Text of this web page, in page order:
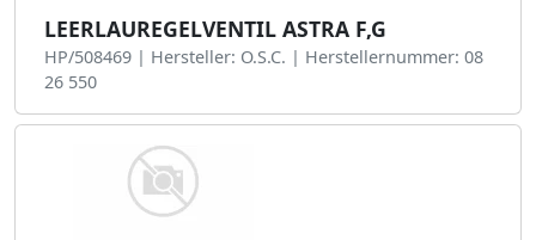
LEERLAUREGELVENTIL ASTRA F,G
HP/508469 | Hersteller: O.S.C. | Herstellernummer: 08
26 550